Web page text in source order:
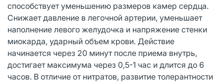
способствует уменьшению размеров камер сердца.
Снижает давление в легочной артерии, уменьшает
наполнение левого желудочка и напряжение стенки
миокарда, ударный объем крови. Действие
начинается через 20 минут после приема внутрь,
достигает максимума через 0,5-1 час и длится до 6
часов. В отличие от нитратов, развитие толерантности